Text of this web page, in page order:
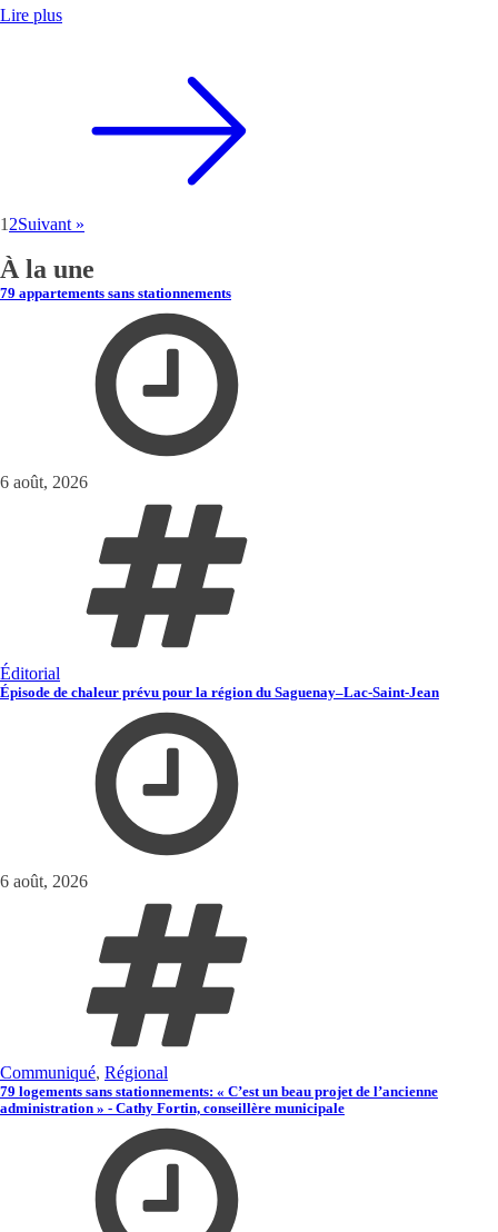
Lire plus
1 2Suivant »
À la une
79 appartements sans stationnements
6 août, 2026
Éditorial
Épisode de chaleur prévu pour la région du Saguenay–Lac-Saint-Jean
6 août, 2026
Communiqué, Régional
79 logements sans stationnements: « C’est un beau projet de l’ancienne
administration » - Cathy Fortin, conseillère municipale